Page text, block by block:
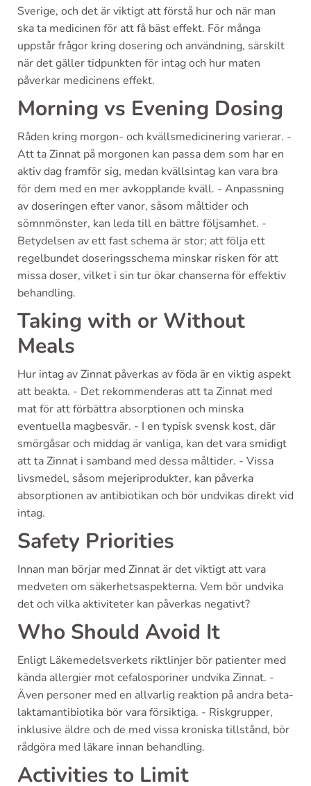
Sverige, och det är viktigt att förstå hur och när man
ska ta medicinen för att få bäst effekt. För många
uppstår frågor kring dosering och användning, särskilt
när det gäller tidpunkten för intag och hur maten
påverkar medicinens effekt.
Morning vs Evening Dosing
Råden kring morgon- och kvällsmedicinering varierar. -
Att ta Zinnat på morgonen kan passa dem som har en
aktiv dag framför sig, medan kvällsintag kan vara bra
för dem med en mer avkopplande kväll. - Anpassning
av doseringen efter vanor, såsom måltider och
sömnmönster, kan leda till en bättre följsamhet. -
Betydelsen av ett fast schema är stor; att följa ett
regelbundet doseringsschema minskar risken för att
missa doser, vilket i sin tur ökar chanserna för effektiv
behandling.
Taking with or Without
Meals
Hur intag av Zinnat påverkas av föda är en viktig aspekt
att beakta. - Det rekommenderas att ta Zinnat med
mat för att förbättra absorptionen och minska
eventuella magbesvär. - I en typisk svensk kost, där
smörgåsar och middag är vanliga, kan det vara smidigt
att ta Zinnat i samband med dessa måltider. - Vissa
livsmedel, såsom mejeriprodukter, kan påverka
absorptionen av antibiotikan och bör undvikas direkt vid
intag.
Safety Priorities
Innan man börjar med Zinnat är det viktigt att vara
medveten om säkerhetsaspekterna. Vem bör undvika
det och vilka aktiviteter kan påverkas negativt?
Who Should Avoid It
Enligt Läkemedelsverkets riktlinjer bör patienter med
kända allergier mot cefalosporiner undvika Zinnat. -
Även personer med en allvarlig reaktion på andra beta-
laktamantibiotika bör vara försiktiga. - Riskgrupper,
inklusive äldre och de med vissa kroniska tillstånd, bör
rådgöra med läkare innan behandling.
Activities to Limit